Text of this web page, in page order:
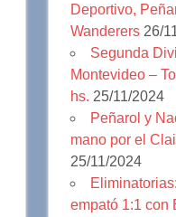
Deportivo,
Wanderers 26/
Segunda
Montevideo –
hs. 25/11/2024
Peñarol y
mano por el
25/11/2024
empató 1:1 con